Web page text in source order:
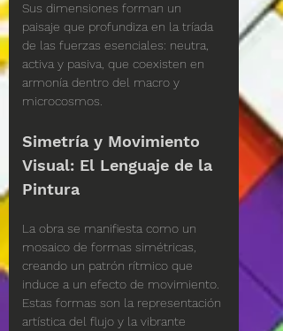
Sus dimensiones forman un
paisaje que profundiza en la tríada
de las fuerzas esenciales: neutra,
activa y pasiva, que coexisten en
armonía dentro del macro y
microcosmos.
Simetría y Movimiento
Visual: El Lenguaje de la
Pintura
La obra se manifiesta como un
mosaico de formas simétricas,
creando un patrón rítmico que
induce a un efecto de movimiento.
Estas formas son la representación
artística del flujo y la vibrante